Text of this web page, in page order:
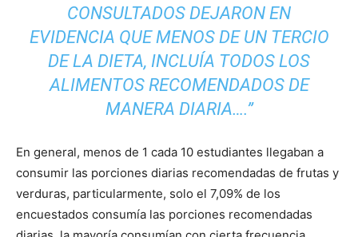
CONSULTADOS DEJARON EN
EVIDENCIA QUE MENOS DE UN TERCIO
DE LA DIETA, INCLUÍA TODOS LOS
ALIMENTOS RECOMENDADOS DE
MANERA DIARIA….”
En general, menos de 1 cada 10 estudiantes llegaban a
consumir las porciones diarias recomendadas de frutas y
verduras, particularmente, solo el 7,09% de los
encuestados consumía las porciones recomendadas